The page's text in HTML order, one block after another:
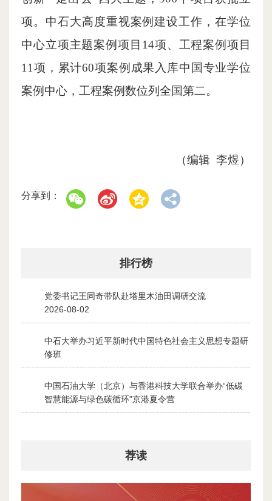
项。中石大高度重视案例建设工作，在学位
中心立项主题案例项目14项、工程案例项目
11项，累计60项案例成果入库中国专业学位
案例中心，工程案例数位列全国第二。
（编辑 李煜）
分享到：
排行榜
党委书记王同奇带队赴塔里木油田调研交流
2026-08-02
中石大举办习近平新时代中国特色社会主义思想专题研
修班
2026-07-28
中国石油大学（北京）与香港科技大学联合举办“低碳
智慧能源与绿色碳循环”京港夏令营
2026-07-30
荐读